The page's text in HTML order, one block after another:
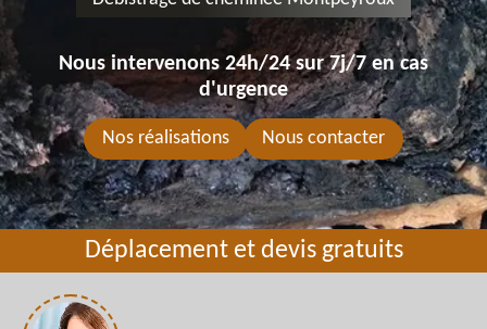
Nous intervenons 24h/24 sur 7j/7 en cas
d'urgence
Nos réalisations Nous contacter
Déplacement et devis gratuits